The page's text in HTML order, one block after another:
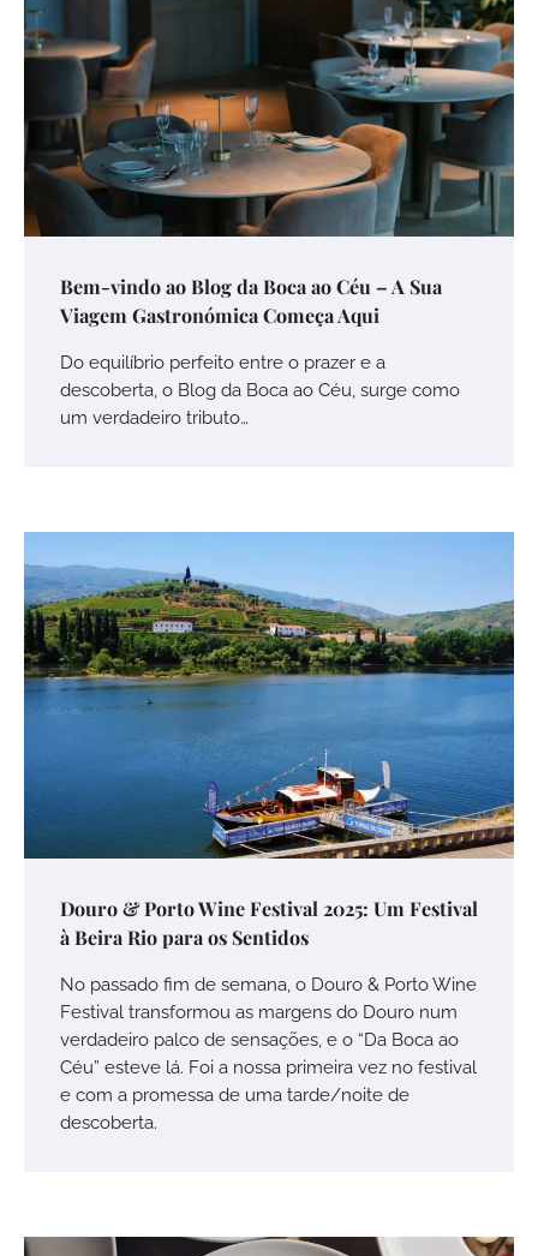
Bem-vindo ao Blog da Boca ao Céu – A Sua
Viagem Gastronómica Começa Aqui
Do equilíbrio perfeito entre o prazer e a
descoberta, o Blog da Boca ao Céu, surge como
um verdadeiro tributo…
Douro & Porto Wine Festival 2025: Um Festival
à Beira Rio para os Sentidos
No passado fim de semana, o Douro & Porto Wine
Festival transformou as margens do Douro num
verdadeiro palco de sensações, e o “Da Boca ao
Céu” esteve lá. Foi a nossa primeira vez no festival
e com a promessa de uma tarde/noite de
descoberta.